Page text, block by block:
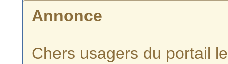
Annonce
Chers usagers du portail